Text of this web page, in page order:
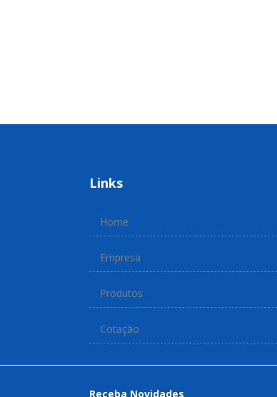
Links
Home
Empresa
Produtos
Cotação
Receba Novidades